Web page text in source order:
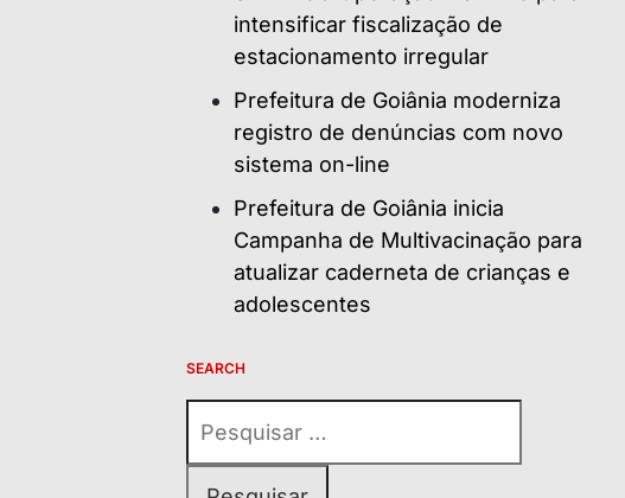
intensificar fiscalização de
estacionamento irregular
Prefeitura de Goiânia moderniza
registro de denúncias com novo
sistema on-line
Prefeitura de Goiânia inicia
Campanha de Multivacinação para
atualizar caderneta de crianças e
adolescentes
SEARCH
por: